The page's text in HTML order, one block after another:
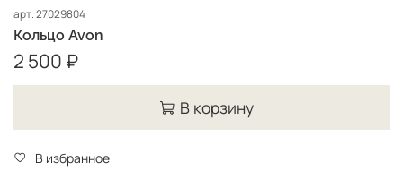
арт.27029804
Кольцо Avon
2 500 ₽
В корзину
В избранное